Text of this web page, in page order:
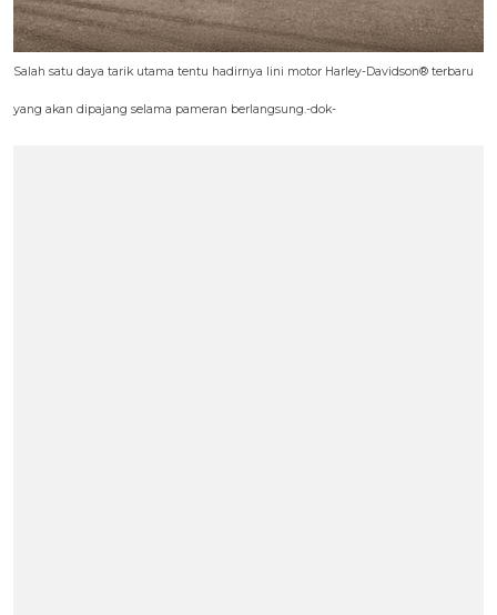
Salah satu daya tarik utama tentu hadirnya lini motor Harley-Davidson® terbaru
yang akan dipajang selama pameran berlangsung.-dok-